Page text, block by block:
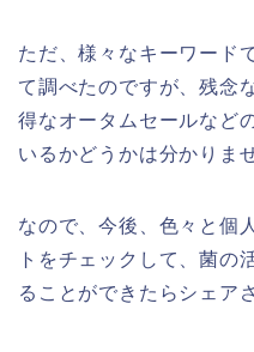
ただ、様々なキーワード
て調べたのですが、残念
得なオータムセールなど
いるかどうかは分かりま
なので、今後、色々と個
トをチェックして、菌の
ることができたらシェア